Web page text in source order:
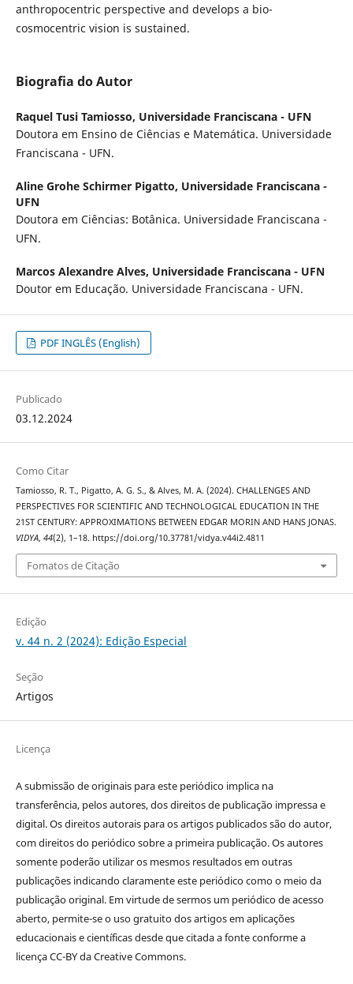
anthropocentric perspective and develops a bio-
cosmocentric vision is sustained.
Biografia do Autor
Raquel Tusi Tamiosso, Universidade Franciscana - UFN
Doutora em Ensino de Ciências e Matemática. Universidade
Franciscana - UFN.
Aline Grohe Schirmer Pigatto, Universidade Franciscana -
UFN
Doutora em Ciências: Botânica. Universidade Franciscana -
UFN.
Marcos Alexandre Alves, Universidade Franciscana - UFN
Doutor em Educação. Universidade Franciscana - UFN.
PDF INGLÊS (English)
Publicado
03.12.2024
Como Citar
Tamiosso, R. T., Pigatto, A. G. S., & Alves, M. A. (2024). CHALLENGES AND
PERSPECTIVES FOR SCIENTIFIC AND TECHNOLOGICAL EDUCATION IN THE
21ST CENTURY: APPROXIMATIONS BETWEEN EDGAR MORIN AND HANS JONAS.
VIDYA, 44(2), 1–18. https://doi.org/10.37781/vidya.v44i2.4811
Fomatos de Citação
Edição
v. 44 n. 2 (2024): Edição Especial
Seção
Artigos
Licença
A submissão de originais para este periódico implica na
transferência, pelos autores, dos direitos de publicação impressa e
digital. Os direitos autorais para os artigos publicados são do autor,
com direitos do periódico sobre a primeira publicação. Os autores
somente poderão utilizar os mesmos resultados em outras
publicações indicando claramente este periódico como o meio da
publicação original. Em virtude de sermos um periódico de acesso
aberto, permite-se o uso gratuito dos artigos em aplicações
educacionais e científicas desde que citada a fonte conforme a
licença CC-BY da Creative Commons.